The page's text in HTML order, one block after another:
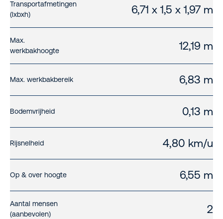
Transportafmetingen
(lxbxh)
6,71 x 1,5 x 1,97 m
Max.
werkbakhoogte
12,19 m
Max. werkbakbereik 6,83 m
Bodemvrijheid 0,13 m
Rijsnelheid 4,80 km/u
Op & over hoogte 6,55 m
Aantal mensen
(aanbevolen)
2